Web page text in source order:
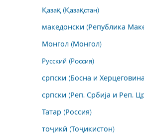
Қазақ (Қазақстан)
македонски (Република
Монгол (Монгол)
Русский (Россия)
српски (Босна и
српски (Реп. Србија и Реп.
Татар (Россия)
тоҷикӣ (Тоҷикистон)